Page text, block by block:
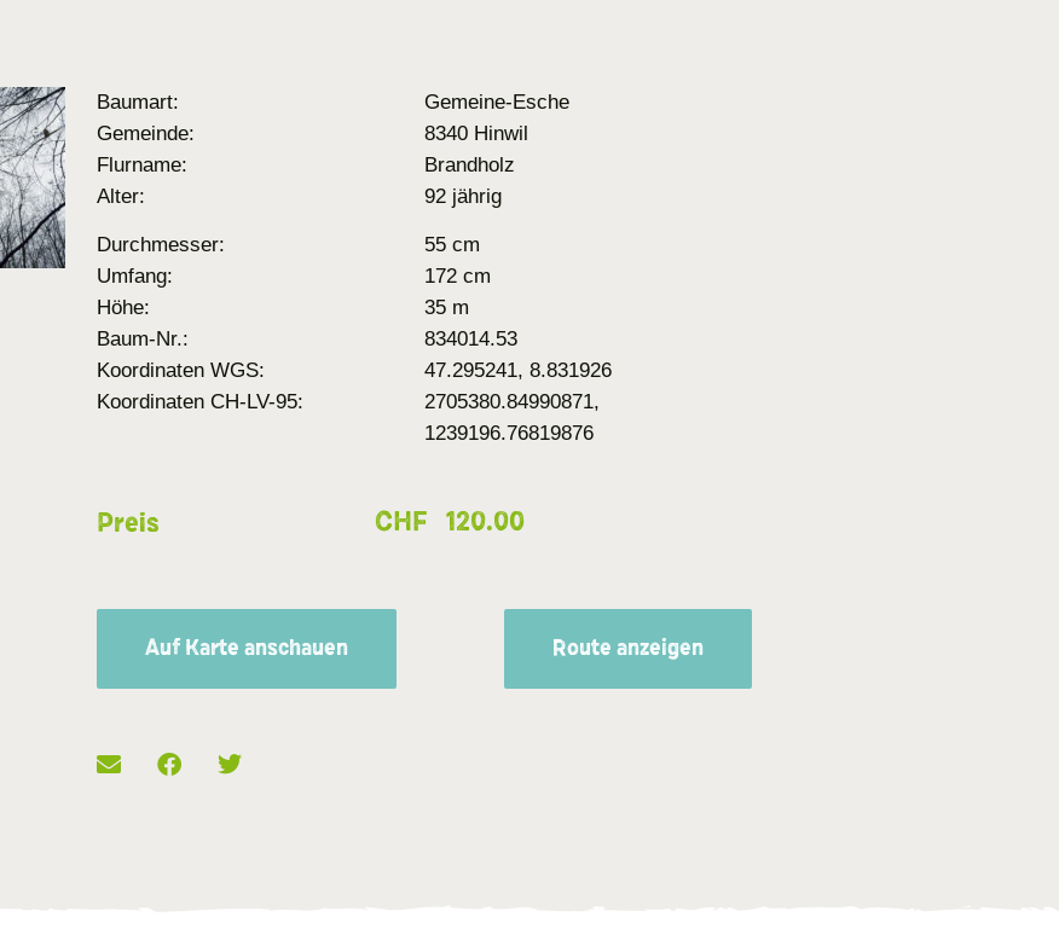
Baumart:
Gemeine-Esche
Gemeinde:
8340 Hinwil
Flurname:
Brandholz
Alter:
92 jährig
Durchmesser:
55 cm
Umfang:
172 cm
Höhe:
35 m
Baum-Nr.:
834014.53
Koordinaten WGS:
47.295241, 8.831926
Koordinaten CH-LV-95:
2705380.84990871,
1239196.76819876
Preis CHF 120.00
Auf Karte anschauen Route anzeigen